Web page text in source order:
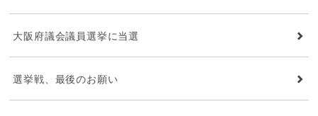
大阪府議会議員選挙に当選
選挙戦、最後のお願い